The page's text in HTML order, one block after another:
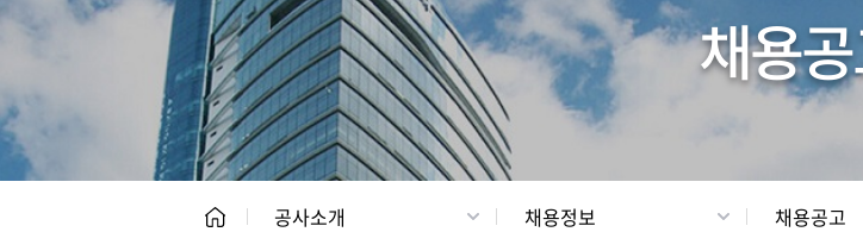
채용
공사소개 채용정보 채용공고